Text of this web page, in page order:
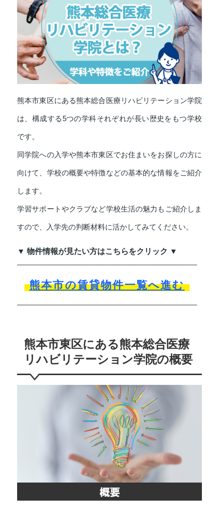
熊本市東区にある熊本総合医療リハビリテーション学院
は、構成する5つの学科それぞれが長い歴史をもつ学校
です。
同学院への入学や熊本市東区でお住まいをお探しの方に
向けて、学校の概要や特徴などの基本的な情報をご紹介
します。
学習サポートやクラブなど学校生活の魅力もご紹介しま
すので、入学先の判断材料に活かしてみてください。
▼ 物件情報が見たい方はこちらをクリック ▼
熊本市の賃貸物件一覧へ進む
熊本市東区にある熊本総合医療
リハビリテーション学院の概要